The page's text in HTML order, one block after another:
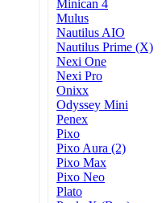
Minican 4
Mulus
Nautilus AIO
Nautilus Prime (X)
Nexi One
Nexi Pro
Onixx
Odyssey Mini
Penex
Pixo
Pixo Aura (2)
Pixo Max
Pixo Neo
Plato